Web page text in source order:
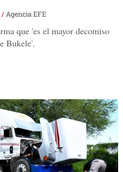
/Agencia EFE
que 'es el mayor decomiso
Bukele'.